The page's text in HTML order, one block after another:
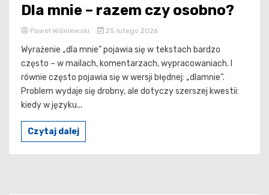
Dla mnie – razem czy osobno?
Paweł Wiśniewski 25 lutego 2026
Wyrażenie „dla mnie” pojawia się w tekstach bardzo
często – w mailach, komentarzach, wypracowaniach. I
równie często pojawia się w wersji błędnej: „dlamnie”.
Problem wydaje się drobny, ale dotyczy szerszej kwestii:
kiedy w języku...
Czytaj dalej